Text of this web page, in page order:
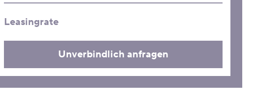
Leasingrate
Unverbindlich anfragen